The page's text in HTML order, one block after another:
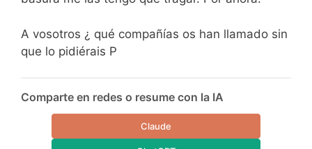
A vosotros ¿ qué compañías os han llamado sin
que lo pidiérais P
Comparte en redes o resume con la IA
Claude